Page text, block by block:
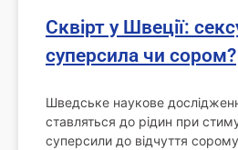
Сквірт у Швеції:
суперсила чи сором?
Шведське наукове
ставляться до рідин при
суперсили до відчуття